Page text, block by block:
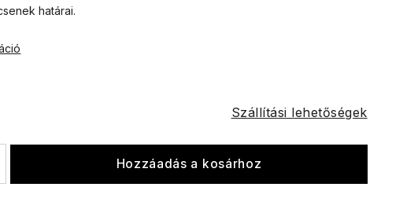
Szállítási lehetőségek
Hozzáadás a kosárhoz
határai.